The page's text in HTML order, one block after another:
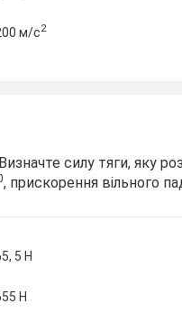
м/с2
силу тяги, яку
, прискорення вільного
5 Н
Н